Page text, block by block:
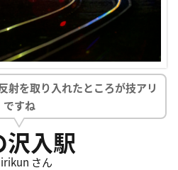
射を取り入れたところが技アリ
ですね
沢入駅
さん